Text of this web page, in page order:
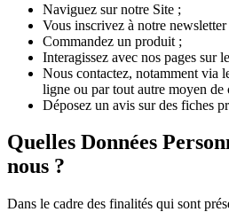
Naviguez sur notre Site ;
Vous inscrivez à notre newsletter
Commandez un produit ;
Interagissez avec nos pages sur
Nous contactez, notamment via
ligne ou par tout autre moyen de
Déposez un avis sur des fiches
Quelles Données
nous ?
Dans le cadre des finalités qui sont